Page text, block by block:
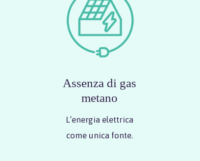
Assenza di gas
metano
L’energia elettrica
come unica fonte.